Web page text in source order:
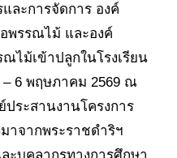
ละการจัดการ องค์
พรรณไม้ และองค์
ไม้เข้าปลูกในโรงเรียน
– 6 พฤษภาคม 2569 ณ
ระสานงานโครงการ
าจากพระราชดำริฯ
ะบุคลากรทางการศึกษา